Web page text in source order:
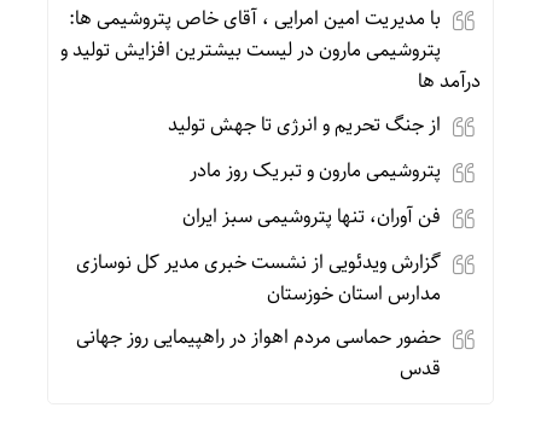
با مدیریت امین امرایی ، آقای خاص پتروشیمی ها:
پتروشیمی مارون در لیست بیشترین افزایش تولید و
درآمد ها
از جنگ تحریم و انرژی تا جهش تولید
پتروشیمی مارون و تبریک روز مادر
فن آوران، تنها پتروشیمی سبز ایران
گزارش ویدئویی از نشست خبری مدیر کل نوسازی
مدارس استان خوزستان
حضور حماسی مردم اهواز در راهپیمایی روز جهانی
قدس